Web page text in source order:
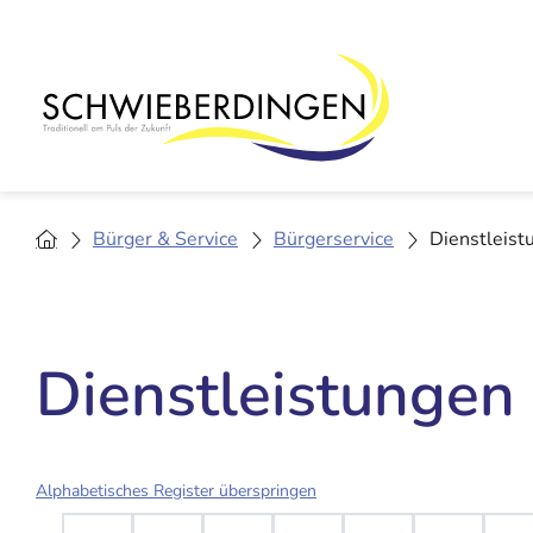
Bürger & Service Bürgerservice
Dienstleistungen
Alphabetisches Register überspringen